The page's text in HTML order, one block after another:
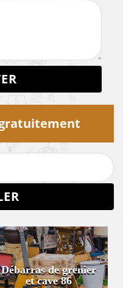
Débarras de grenier
et cave 86